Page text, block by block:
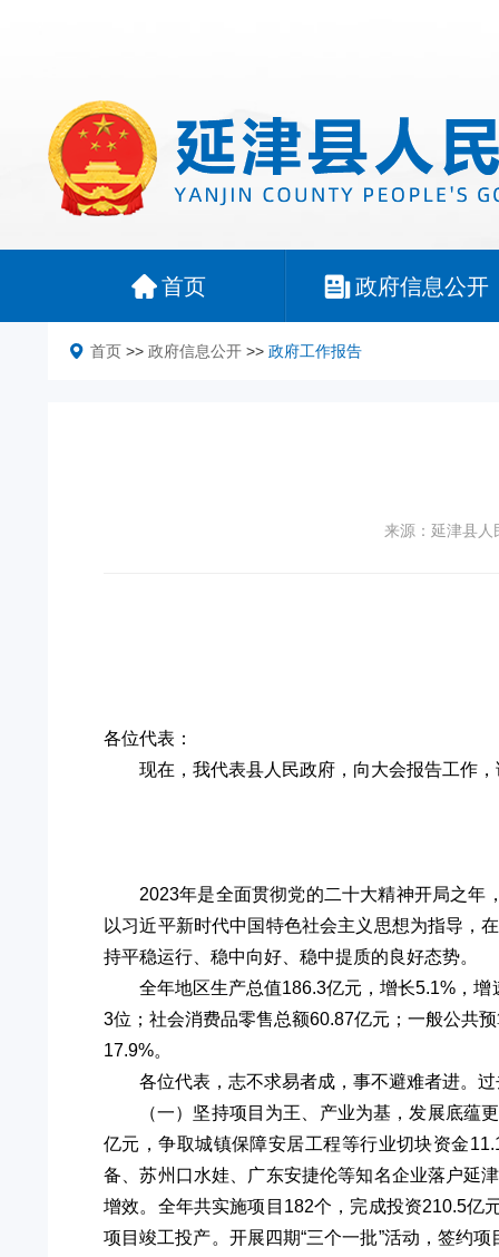
首页 政府信息公开
首页 >> 政府信息公开 >> 政府工作报告
来源：延津县人
各位代表：
现在，我代表县人民政府，向大会报告工作
2023年是全面贯彻党的二十大精神开局之年
以习近平新时代中国特色社会主义思想为指导，
持平稳运行、稳中向好、稳中提质的良好态势。
全年地区生产总值186.3亿元，增长5.1%，
3位；社会消费品零售总额60.87亿元；一般公共
17.9%。
各位代表，志不求易者成，事不避难者进。
（一）坚持项目为王、产业为基，发展底
亿元，争取城镇保障安居工程等行业切块资金
备、苏州口水娃、广东安捷伦等知名企业落户延
增效。全年共实施项目182个，完成投资210.5亿
项目竣工投产。开展四期“三个一批”活动，签约